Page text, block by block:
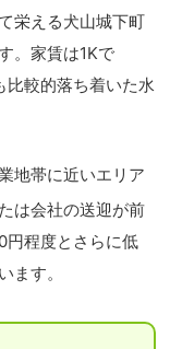
栄える犬山城下町
。家賃は1Kで
較的落ち着いた水
地帯に近いエリア
は会社の送迎が前
程度とさらに低
ます。